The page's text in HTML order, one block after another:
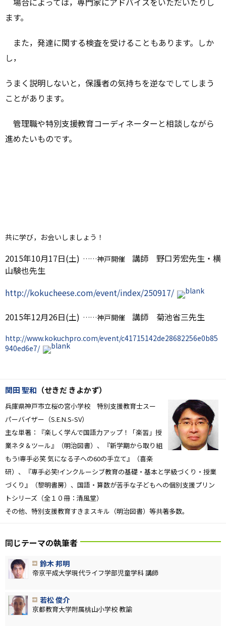
ます。
また，発達に関する検査を受けることもあります。しか
し，
うまく説明しないと，保護者の気持ちを逆なでしてしまう
ことがあります。
管理職や特別支援教育コーディネーターと相談しながら
進めたいものです。
共に学び，お会いしましょう！
2015年10月17日(土) ……神戸開催 講師 野口芳宏先生・横
山験也先生
http://kokucheese.com/event/index/250917/
2015年12月26日(土) ……神戸開催 講師 菊池省三先生
http://www.kokuchpro.com/event/c41715142de28682256e0b85
940ed6e7/
関田 聖和 （せきだ きよかず）
兵庫県神戸市立桜の宮小学校 特別支援教育士スー
パーバイザー（S.E.N.S-SV）
主な単著：『楽しく学んで国語力アップ！「楽習」授
業ネタ＆ツール』（明治図書）、『新学期から取り組
もう!専手必笑 気になる子への60の手立て』（喜楽
研）、『専手必笑!インクルーシブ教育の基礎・基本と学級づくり・授業
づくり』（黎明書房）、国語・算数が苦手な子どもへの個別支援プリン
トシリーズ（全１０冊：清風堂）
その他、特別支援教育すきまスキル（明治図書）等共著多数。
同じテーマの執筆者
鈴木 邦明
帝京平成大学現代ライフ学部児童学科 講師
若松 俊介
京都教育大学附属桃山小学校 教諭